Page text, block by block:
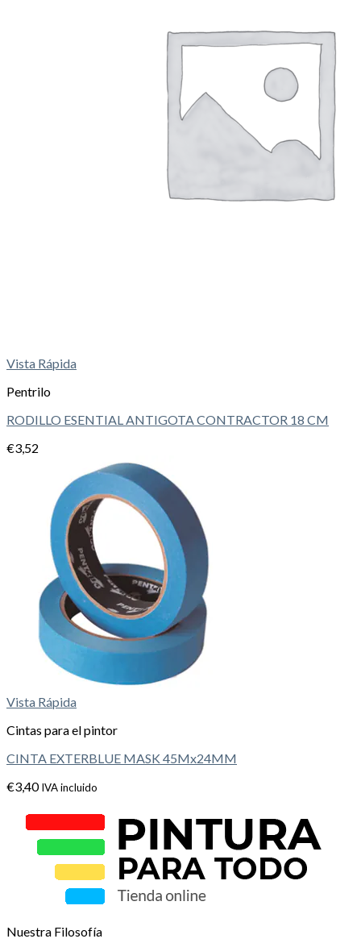
Vista Rápida
Pentrilo
RODILLO ESENTIAL ANTIGOTA CONTRACTOR 18 CM
€3,52
Vista Rápida
Cintas para el pintor
CINTA EXTERBLUE MASK 45Mx24MM
€3,40 IVA incluido
Nuestra Filosofía